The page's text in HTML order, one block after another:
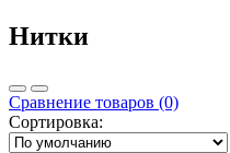
Нитки
Сравнение товаров (0)
Сортировка: